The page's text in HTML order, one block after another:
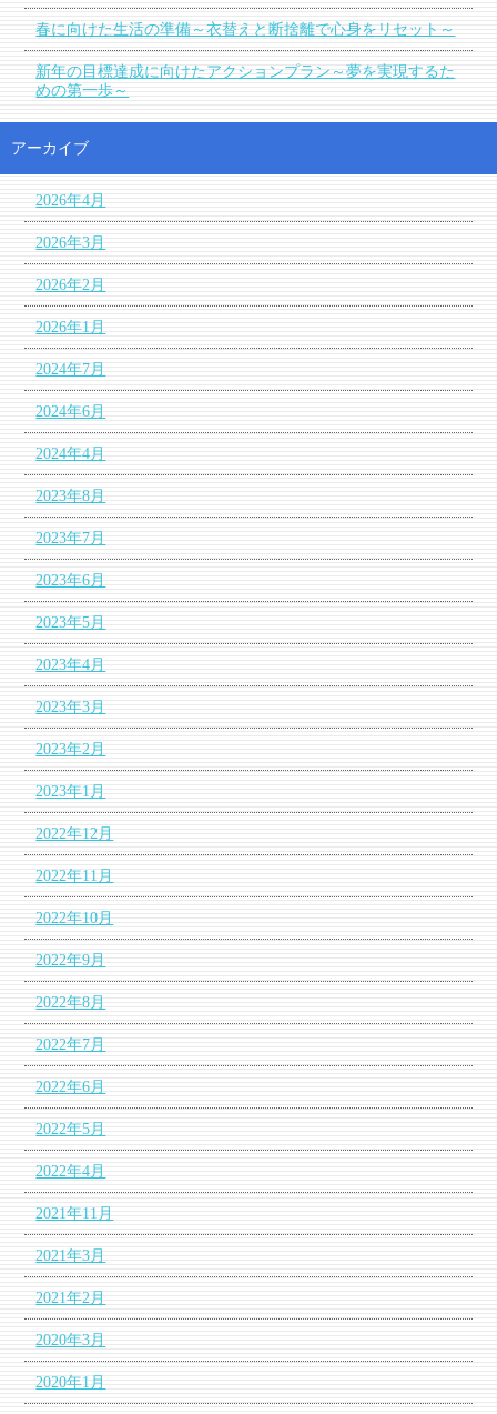
春に向けた生活の準備～衣替えと断捨離で心身をリセット～
新年の目標達成に向けたアクションプラン～夢を実現するた
めの第一歩～
アーカイブ
2026年4月
2026年3月
2026年2月
2026年1月
2024年7月
2024年6月
2024年4月
2023年8月
2023年7月
2023年6月
2023年5月
2023年4月
2023年3月
2023年2月
2023年1月
2022年12月
2022年11月
2022年10月
2022年9月
2022年8月
2022年7月
2022年6月
2022年5月
2022年4月
2021年11月
2021年3月
2021年2月
2020年3月
2020年1月